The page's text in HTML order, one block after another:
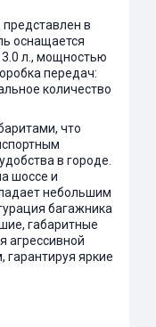
в
оснащается
л., мощностью
передач:
количество
что
в городе.
шоссе и
небольшим
багажника
габаритные
агрессивной
яркие